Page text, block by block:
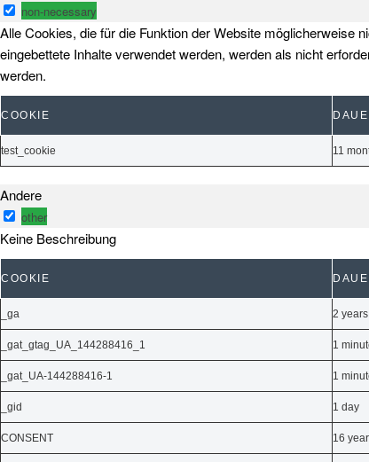
non-necessary
Alle Cookies, die für die Funktion der Website möglicherweise
eingebettete Inhalte verwendet werden, werden als nicht
werden.
COOKIE
test_cookie 11
Andere
other
Keine Beschreibung
COOKIE
_ga 2 years
_gat_gtag_UA_144288416_1 1
_gat_UA-144288416-1 1
_gid 1 day
CONSENT 16